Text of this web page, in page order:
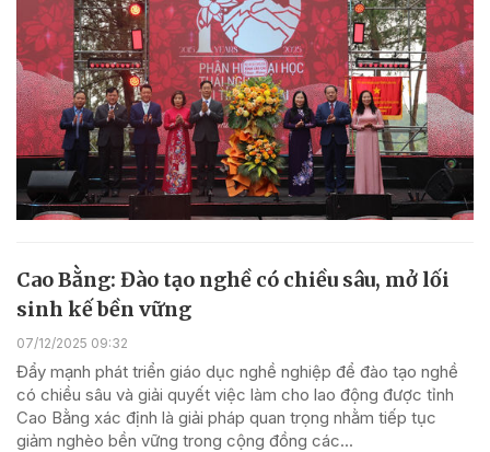
Cao Bằng: Đào tạo nghề có chiều sâu, mở lối
sinh kế bền vững
07/12/2025 09:32
Đẩy mạnh phát triển giáo dục nghề nghiệp để đào tạo nghề
có chiều sâu và giải quyết việc làm cho lao động được tỉnh
Cao Bằng xác định là giải pháp quan trọng nhằm tiếp tục
giảm nghèo bền vững trong cộng đồng các...